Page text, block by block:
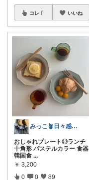
コレ いいね
みっこ🪴日々感謝🌷いいね上限🙏
おしゃれプレート◎ランチ
十角形 パステルカラー 食器
韓国食 ...
￥ 3,200
0 0 89